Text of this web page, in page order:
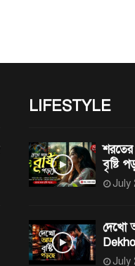
LIFESTYLE
বৃষ্টি
July
দেখো
July